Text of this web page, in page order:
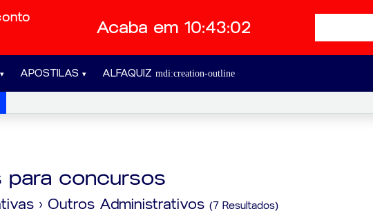
Acaba em 10:43:01
APOSTILAS ALFAQUIZ
para concursos
› Outros Administrativos (7 Resultados)